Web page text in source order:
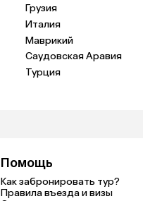
Грузия
Италия
Маврикий
Саудовская Аравия
Турция
Помощь
Как забронировать тур?
Правила въезда и визы